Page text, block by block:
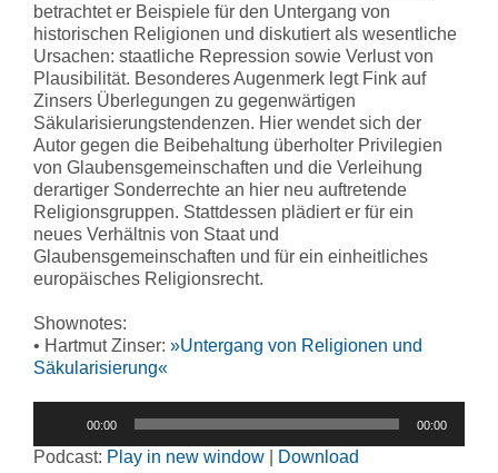
betrachtet er Beispiele für den Untergang von
historischen Religionen und diskutiert als wesentliche
Ursachen: staatliche Repression sowie Verlust von
Plausibilität. Besonderes Augenmerk legt Fink auf
Zinsers Überlegungen zu gegenwärtigen
Säkularisierungstendenzen. Hier wendet sich der
Autor gegen die Beibehaltung überholter Privilegien
von Glaubensgemeinschaften und die Verleihung
derartiger Sonderrechte an hier neu auftretende
Religionsgruppen. Stattdessen plädiert er für ein
neues Verhältnis von Staat und
Glaubensgemeinschaften und für ein einheitliches
europäisches Religionsrecht.
Shownotes:
• Hartmut Zinser: »Untergang von Religionen und
Säkularisierung«
00:00 00:00
Podcast: Play in new window
Download